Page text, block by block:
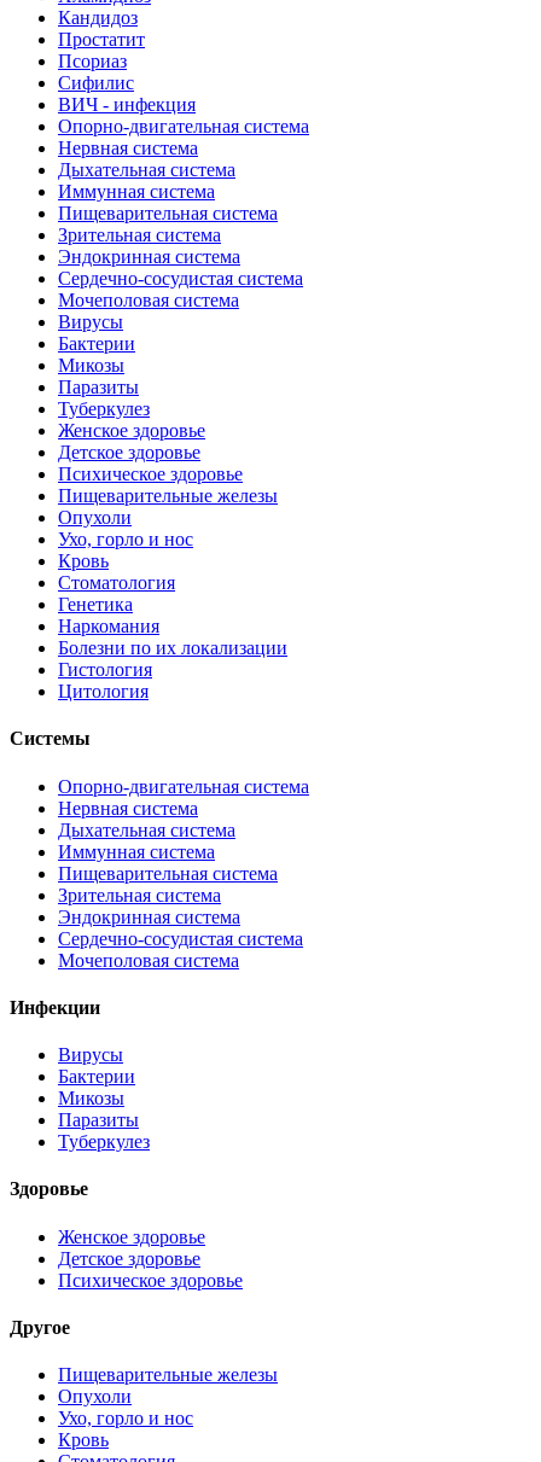
Кандидоз
Простатит
Псориаз
Сифилис
ВИЧ - инфекция
Опорно-двигательная система
Нервная система
Дыхательная система
Иммунная система
Пищеварительная система
Зрительная система
Эндокринная система
Сердечно-сосудистая система
Мочеполовая система
Вирусы
Бактерии
Микозы
Паразиты
Туберкулез
Женское здоровье
Детское здоровье
Психическое здоровье
Пищеварительные железы
Опухоли
Ухо, горло и нос
Кровь
Стоматология
Генетика
Наркомания
Болезни по их локализации
Гистология
Цитология
Системы
Опорно-двигательная система
Нервная система
Дыхательная система
Иммунная система
Пищеварительная система
Зрительная система
Эндокринная система
Сердечно-сосудистая система
Мочеполовая система
Инфекции
Вирусы
Бактерии
Микозы
Паразиты
Туберкулез
Здоровье
Женское здоровье
Детское здоровье
Психическое здоровье
Другое
Пищеварительные железы
Опухоли
Ухо, горло и нос
Кровь